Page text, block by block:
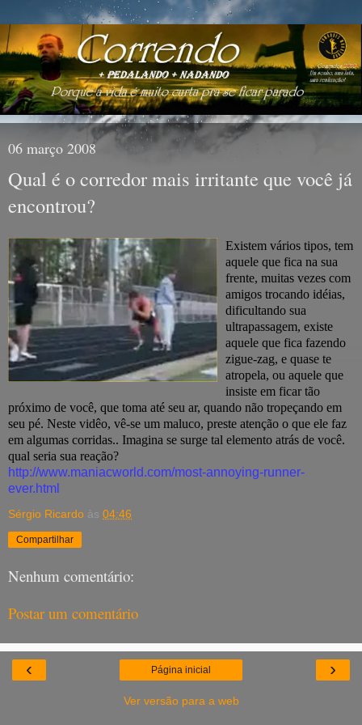
06 março 2008
Qual é o corredor mais irritante que você já
encontrou?
Existem vários tipos, tem
aquele que fica na sua
frente, muitas vezes com
amigos trocando idéias,
dificultando sua
ultrapassagem, existe
aquele que fica fazendo
zigue-zag, e quase te
atropela, ou aquele que
insiste em ficar tão
próximo de você, que toma até seu ar, quando não tropeçando em
seu pé. Neste vidêo, vê-se um maluco, preste atenção o que ele faz
em algumas corridas.. Imagina se surge tal elemento atrás de você.
qual seria sua reação?
http://www.maniacworld.com/most-annoying-runner-
ever.html
Sérgio Ricardo às 04:46
Compartilhar
Nenhum comentário:
Postar um comentário
‹ ›
Página inicial
Ver versão para a web